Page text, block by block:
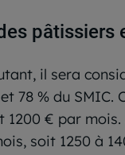
pâtissiers
il sera
78 % du
€ par mois.
soit 1250 à